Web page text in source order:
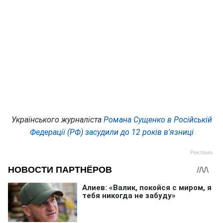
Українського журналіста Романа Сущенко в Російській
Федерації (РФ) засудили до 12 років в'язниці